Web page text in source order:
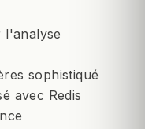
l'analyse
sophistiqué
avec Redis